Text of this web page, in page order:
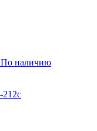
По наличию